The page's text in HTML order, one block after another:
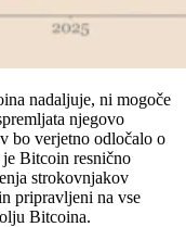
nadaljuje, ni mogoče
njegovo
bo verjetno odločalo o
je Bitcoin resnično
strokovnjakov
pripravljeni na vse
Bitcoina.